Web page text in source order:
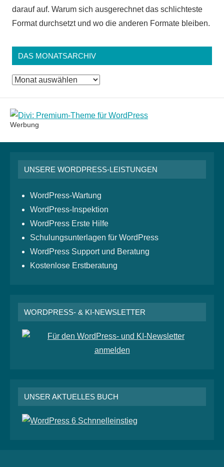
darauf auf. Warum sich ausgerechnet das schlichteste
Format durchsetzt und wo die anderen Formate bleiben.
DAS MONATSARCHIV
Das
Werbung
UNSERE WORDPRESS-LEISTUNGEN
WordPress-Wartung
WordPress-Inspektion
WordPress Erste Hilfe
Schulungsunterlagen für WordPress
WordPress Support und Beratung
Kostenlose Erstberatung
WORDPRESS- & KI-NEWSLETTER
UNSER AKTUELLES BUCH